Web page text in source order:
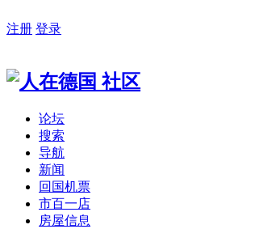
注册 登录
论坛
搜索
导航
新闻
回国机票
市百一店
房屋信息